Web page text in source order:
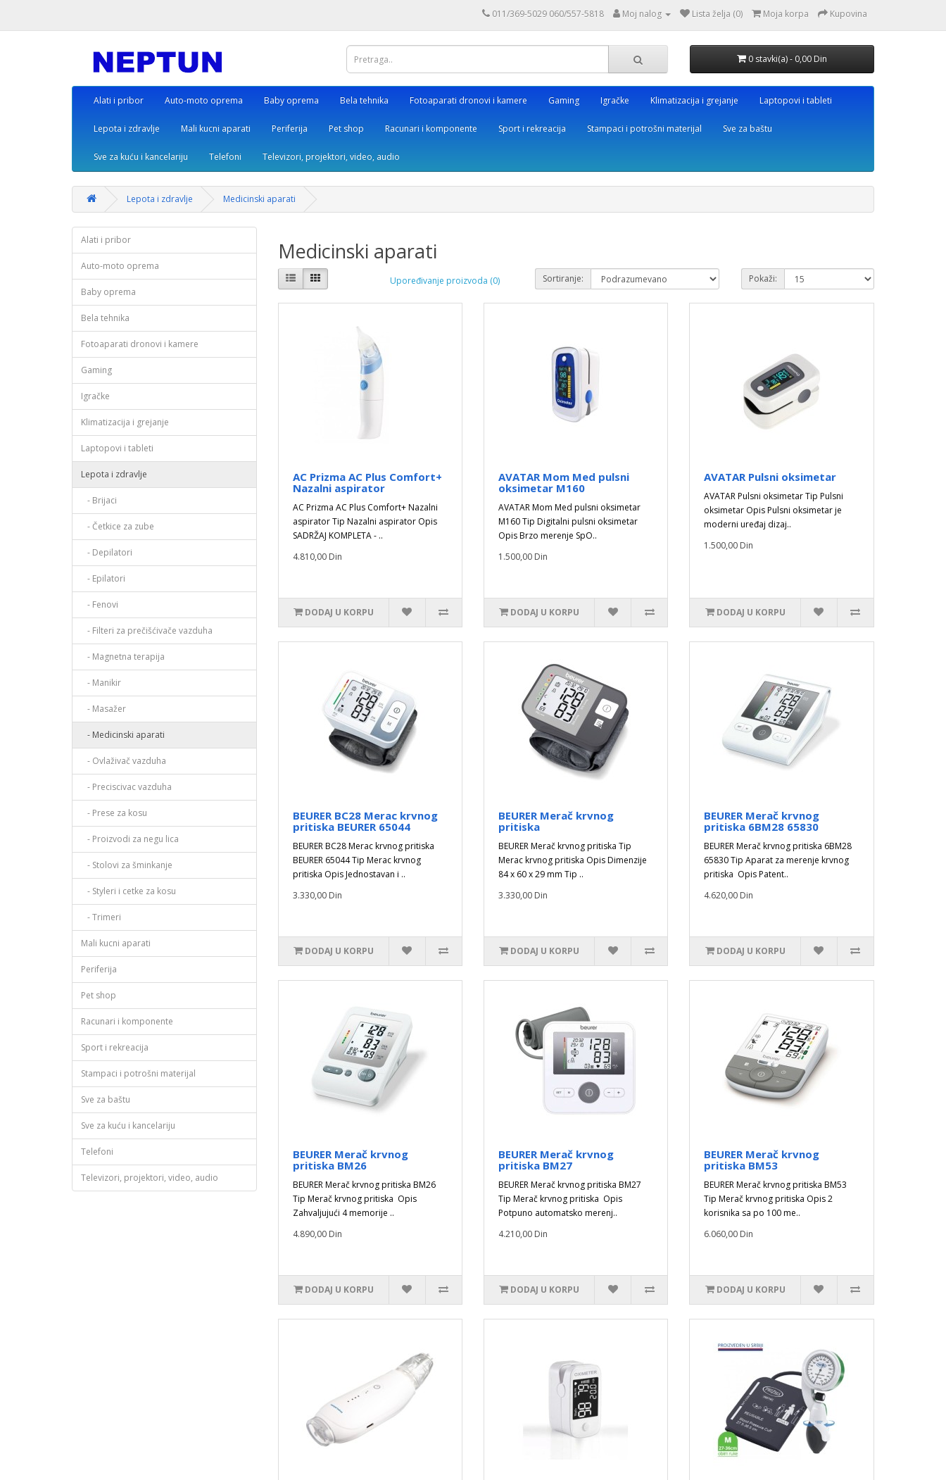
011/369-5029 060/557-5818 Moj nalog Lista želja (0) Moja korpa Kupovina
0 stavki(a) - 0,00 Din
Alati i pribor Auto-moto oprema Baby oprema Bela tehnika Fotoaparati dronovi i kamere Gaming Igračke Klimatizacija i grejanje Laptopovi i tableti
Lepota i zdravlje Mali kucni aparati Periferija Pet shop Racunari i komponente Sport i rekreacija Stampaci i potrošni materijal Sve za baštu
Sve za kuću i kancelariju Telefoni Televizori, projektori, video, audio
Lepota i zdravlje Medicinski aparati
Alati i pribor
Auto-moto oprema
Baby oprema
Bela tehnika
Fotoaparati dronovi i kamere
Gaming
Igračke
Klimatizacija i grejanje
Laptopovi i tableti
Lepota i zdravlje
- Brijaci
- Četkice za zube
- Depilatori
- Epilatori
- Fenovi
- Filteri za prečišćivače vazduha
- Magnetna terapija
- Manikir
- Masažer
- Medicinski aparati
- Ovlaživač vazduha
- Preciscivac vazduha
- Prese za kosu
- Proizvodi za negu lica
- Stolovi za šminkanje
- Styleri i cetke za kosu
- Trimeri
Mali kucni aparati
Periferija
Pet shop
Racunari i komponente
Sport i rekreacija
Stampaci i potrošni materijal
Sve za baštu
Sve za kuću i kancelariju
Telefoni
Televizori, projektori, video, audio
Medicinski aparati
Upoređivanje proizvoda (0) Sortiranje: Pokaži:
AC Prizma AC Plus Comfort+
Nazalni aspirator
AC Prizma AC Plus Comfort+ Nazalni
aspirator Tip Nazalni aspirator Opis
SADRŽAJ KOMPLETA - ..
4.810,00 Din
DODAJ U KORPU
AVATAR Mom Med pulsni
oksimetar M160
AVATAR Mom Med pulsni oksimetar
M160 Tip Digitalni pulsni oksimetar
Opis Brzo merenje SpO..
1.500,00 Din
DODAJ U KORPU
AVATAR Pulsni oksimetar
AVATAR Pulsni oksimetar Tip Pulsni
oksimetar Opis Pulsni oksimetar je
moderni uređaj dizaj..
1.500,00 Din
DODAJ U KORPU
BEURER BC28 Merac krvnog
pritiska BEURER 65044
BEURER BC28 Merac krvnog pritiska
BEURER 65044 Tip Merac krvnog
pritiska Opis Jednostavan i ..
3.330,00 Din
DODAJ U KORPU
BEURER Merač krvnog
pritiska
BEURER Merač krvnog pritiska Tip
Merac krvnog pritiska Opis Dimenzije
84 x 60 x 29 mm Tip ..
3.330,00 Din
DODAJ U KORPU
BEURER Merač krvnog
pritiska 6BM28 65830
BEURER Merač krvnog pritiska 6BM28
65830 Tip Aparat za merenje krvnog
pritiska Opis Patent..
4.620,00 Din
DODAJ U KORPU
BEURER Merač krvnog
pritiska BM26
BEURER Merač krvnog pritiska BM26
Tip Merač krvnog pritiska Opis
Zahvaljujući 4 memorije ..
4.890,00 Din
DODAJ U KORPU
BEURER Merač krvnog
pritiska BM27
BEURER Merač krvnog pritiska BM27
Tip Merač krvnog pritiska Opis
Potpuno automatsko merenj..
4.210,00 Din
DODAJ U KORPU
BEURER Merač krvnog
pritiska BM53
BEURER Merač krvnog pritiska BM53
Tip Merač krvnog pritiska Opis 2
korisnika sa po 100 me..
6.060,00 Din
DODAJ U KORPU